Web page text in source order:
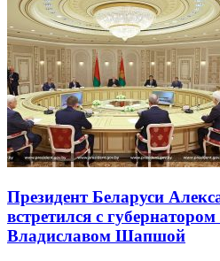
Президент Беларуси
встретился с
Владиславом Шапшой